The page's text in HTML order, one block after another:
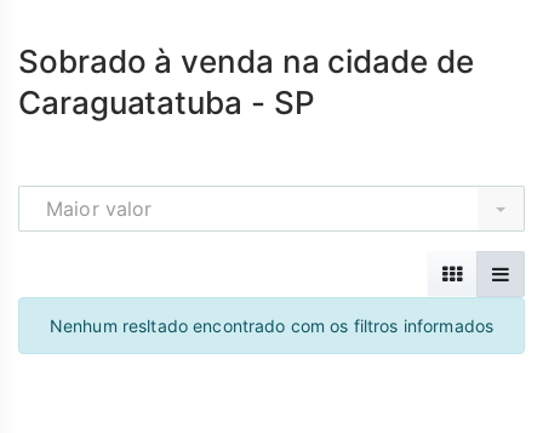
Sobrado à venda na cidade de
Caraguatatuba - SP
Maior valor
Nenhum resltado encontrado com os filtros informados